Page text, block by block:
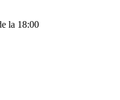
la 18:00